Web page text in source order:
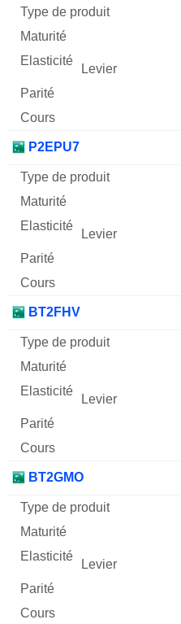
P2EPU7
BT2FHV
BT2GMO